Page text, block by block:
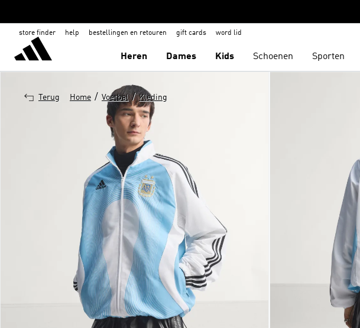
store finder help bestellingen en retouren gift cards word lid
Heren Dames Kids Schoenen Sporten
Terug Home / Voetbal / Kleding